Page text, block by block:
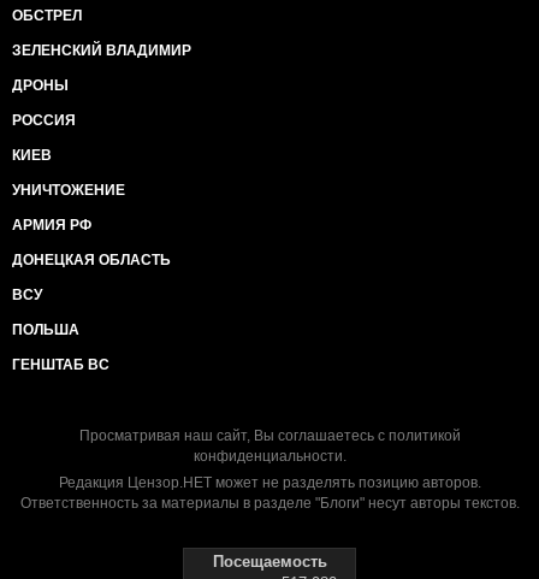
ОБСТРЕЛ
ЗЕЛЕНСКИЙ ВЛАДИМИР
ДРОНЫ
РОССИЯ
КИЕВ
УНИЧТОЖЕНИЕ
АРМИЯ РФ
ДОНЕЦКАЯ ОБЛАСТЬ
ВСУ
ПОЛЬША
ГЕНШТАБ ВС
Просматривая наш сайт, Вы соглашаетесь с политикой
конфиденциальности.
Редакция Цензор.НЕТ может не разделять позицию авторов.
Ответственность за материалы в разделе "Блоги" несут авторы текстов.
Посещаемость